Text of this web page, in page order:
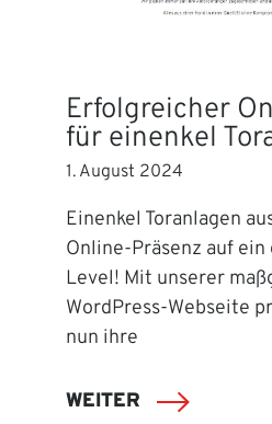
Erfolgreicher
für einenkel
1. August 2024
Einenkel Toranlagen
Online-Präsenz auf ein
Level! Mit unserer
WordPress-Webseite
nun ihre
WEITER